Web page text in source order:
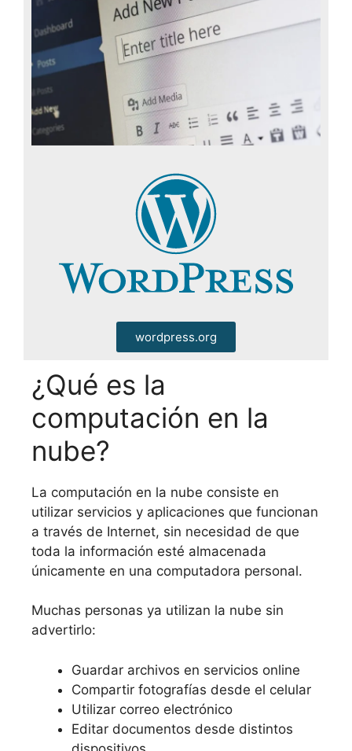
wordpress.org
¿Qué es la
computación en la
nube?
La computación en la nube consiste en
utilizar servicios y aplicaciones que funcionan
a través de Internet, sin necesidad de que
toda la información esté almacenada
únicamente en una computadora personal.
Muchas personas ya utilizan la nube sin
advertirlo:
Guardar archivos en servicios online
Compartir fotografías desde el celular
Utilizar correo electrónico
Editar documentos desde distintos